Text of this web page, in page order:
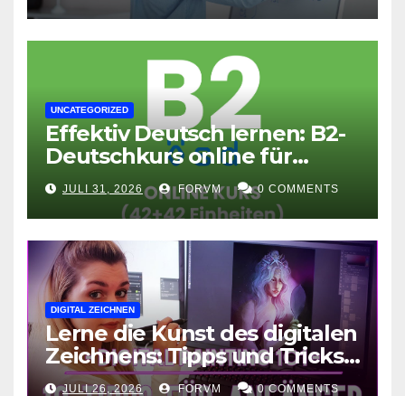
UNCATEGORIZED
Effektiv Deutsch lernen: B2-
Deutschkurs online für
Fortgeschrittene
JULI 31, 2026 FORVM 0 COMMENTS
DIGITAL ZEICHNEN
Lerne die Kunst des digitalen
Zeichnens: Tipps und Tricks
für kreative Ausdruckskunst
JULI 26, 2026 FORVM 0 COMMENTS